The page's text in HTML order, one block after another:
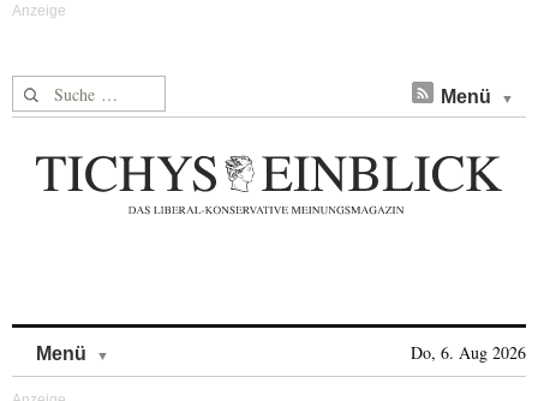
Suche nach: Menü
Menü Do, 6. Aug 2026